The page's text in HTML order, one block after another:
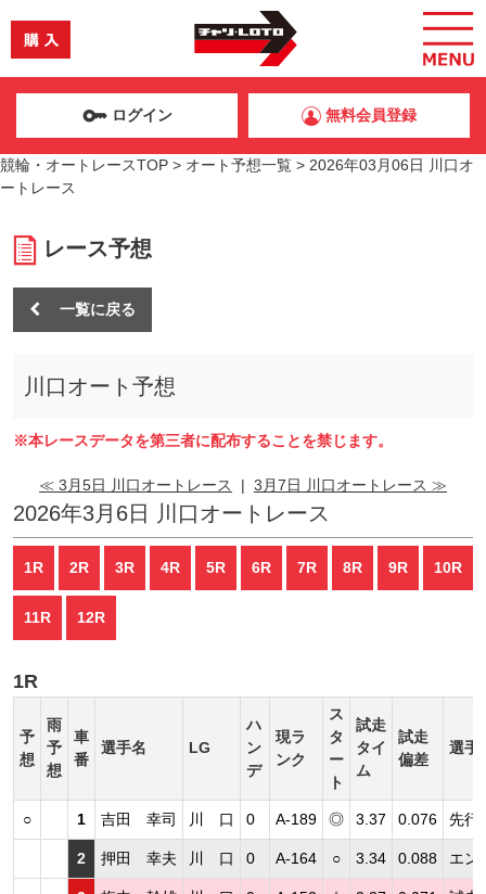
ログイン 無料会員登録
競輪・オートレースTOP > オート予想一覧 > 2026年03月06日 川口オ
ートレース
レース予想
一覧に戻る
川口オート予想
※本レースデータを第三者に配布することを禁じます。
≪ 3月5日 川口オートレース | 3月7日 川口オートレース ≫
2026年3月6日 川口オートレース
1R 2R 3R 4R 5R 6R 7R 8R 9R 10R
11R 12R
1R
予
想
雨
予
想
車
番
選手名 LG
ハ
ン
デ
現ラ
ンク
ス
タ
ー
ト
試走
タイ
ム
試走
偏差
選手
○ 1 吉田 幸司 川 口 0 A-189 ◎ 3.37 0.076 先行
2 押田 幸夫 川 口 0 A-164 ○ 3.34 0.088 エン